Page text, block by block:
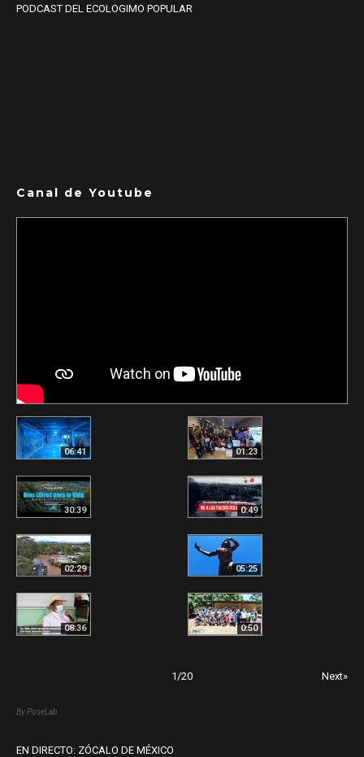
PODCAST DEL ECOLOGIMO POPULAR
Canal de Youtube
06:41 01:23
30:39 0:49
02:29 05:25
08:36 0:50
1 /20 Next»
By PoseLab
EN DIRECTO: ZÓCALO DE MÉXICO